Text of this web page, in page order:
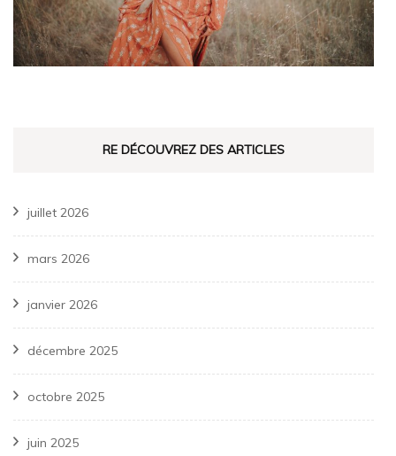
RE DÉCOUVREZ DES ARTICLES
juillet 2026
mars 2026
janvier 2026
décembre 2025
octobre 2025
juin 2025